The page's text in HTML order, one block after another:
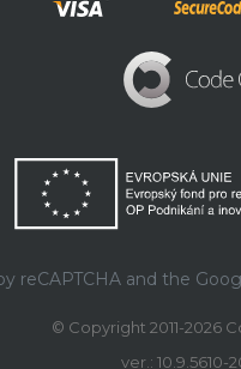
reCAPTCHA and the
© Copyright 2011-2026
ver.: 10.9.5610-